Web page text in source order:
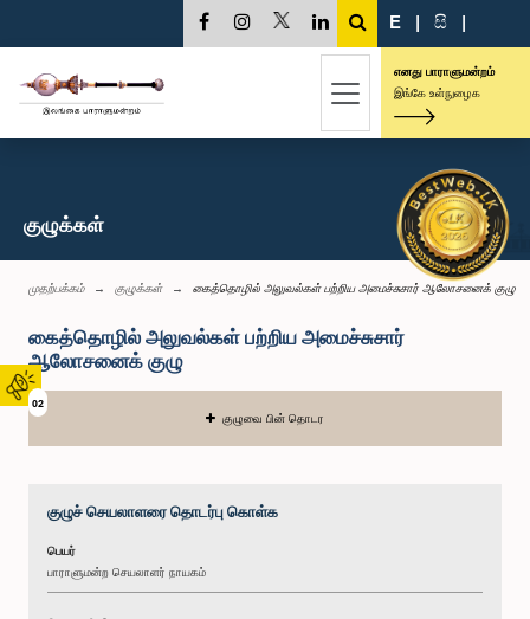
02
E | සි |
எனது பாராளுமன்றம்
இங்கே உள்நுழைக
குழுக்கள்
முதற்பக்கம் குழுக்கள் கைத்தொழில் அலுவல்கள் பற்றிய அமைச்சுசார் ஆலோசனைக் குழு
கைத்தொழில் அலுவல்கள் பற்றிய அமைச்சுசார்
ஆலோசனைக் குழு
குழுவை பின் தொடர
குழுச் செயலாளரை தொடர்பு கொள்க
பெயர்
பாராளுமன்ற செயலாளர் நாயகம்